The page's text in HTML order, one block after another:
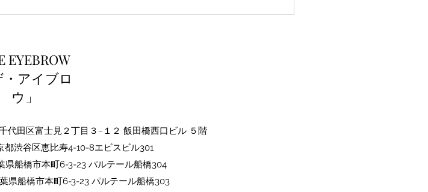
EYEBROW
・アイブロ
ウ」
田区富士見２丁目３−１２ 飯田橋西口ビル ５階
渋谷区恵比寿4-10-8エビスビル301
船橋市本町6-3-23 パルテール船橋304​
船橋市本町6-3-23 パルテール船橋303